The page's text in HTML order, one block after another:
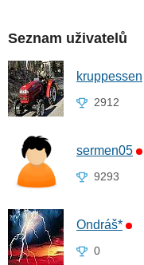
Seznam uživatelů
kruppessen
2912
sermen05
9293
Ondráš*
0